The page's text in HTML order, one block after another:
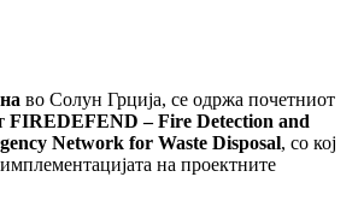
во Солун Грција, се одржа почетниот
FIREDEFEND – Fire Detection and
Network for Waste Disposal, со кој
на проектните